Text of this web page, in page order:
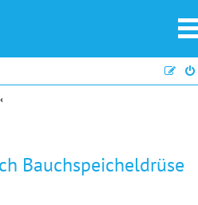
Bauchspeicheldrüse